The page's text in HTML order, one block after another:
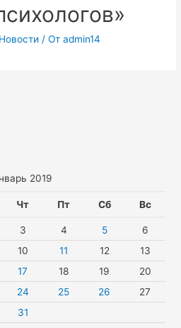
Новости / От admin14
2019
Чт Пт Сб Вс
3 4 5
6
10 11 12
13
17 18 19
20
24 25 26
27
31